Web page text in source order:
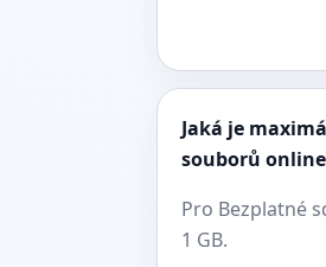
Jaká je
souborů
Pro Bezplatné
1 GB.